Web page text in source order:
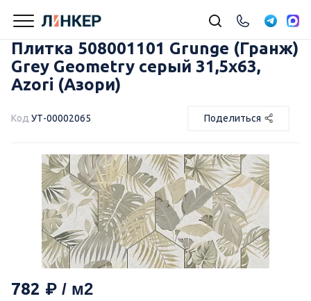
Плитка 508001101 Grunge (Гранж)
Grey Geometry серый 31,5х63,
Azori (Азори)
Код УТ-00002065 Поделиться
782